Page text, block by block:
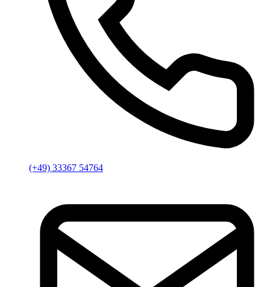
(+49) 33367 54764